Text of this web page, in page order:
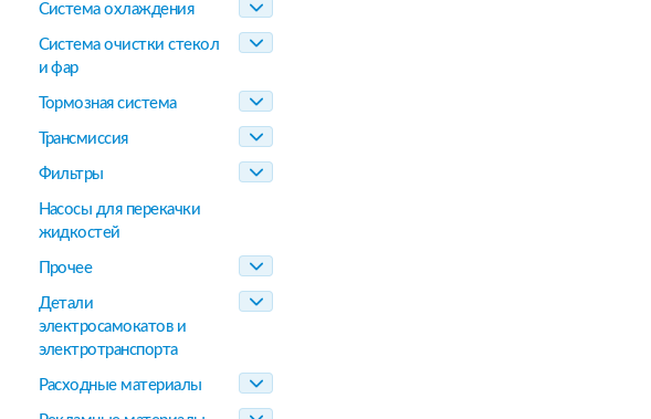
Система охлаждения
Система очистки стекол
и фар
Тормозная система
Трансмиссия
Фильтры
Насосы для перекачки
жидкостей
Прочее
Детали
электросамокатов и
электротранспорта
Расходные материалы